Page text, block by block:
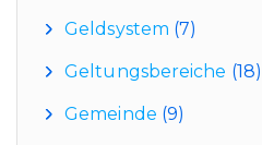
Geldsystem (7)
Geltungsbereiche (18)
Gemeinde (9)